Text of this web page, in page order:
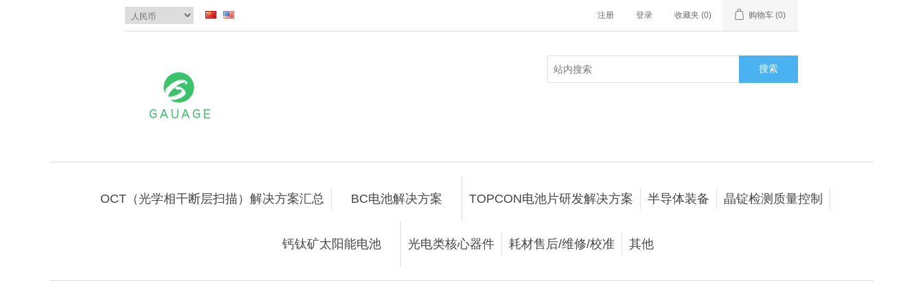
注册 登录 收藏夹 (0) 购物车 (0)
搜索
OCT（光学相干断层扫描）解决方案汇总 BC电池解决方案 TOPCON电池片研发解决方案 半导体装备 晶锭检测质量控制
钙钛矿太阳能电池 光电类核心器件 耗材售后/维修/校准 其他